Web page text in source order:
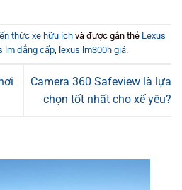
thức xe hữu ích và được gắn thẻ Lexus
lm đẳng cấp, lexus lm300h giá.
Camera 360 Safeview là lựa
chọn tốt nhất cho xế yêu?